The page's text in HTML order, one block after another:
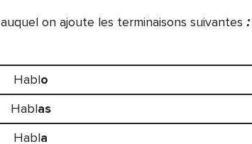
auquel on ajoute les terminaisons suivantes
Hablo
Hablas
Habla